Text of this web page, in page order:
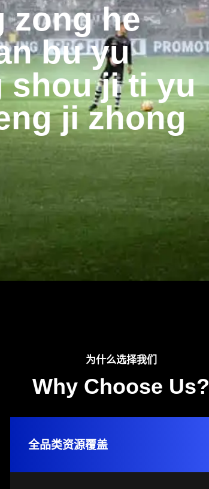
zong he
bu yu
shou ji ti yu
ji zhong
为什么选择我们
Why Choose Us?
全品类资源覆盖